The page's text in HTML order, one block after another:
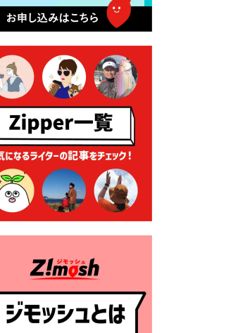
ンディング型ふるさと納税の
実施について
2026年7月9日 農地法等に係
る各種申請に係る登記事項証
明書の添付省略について
2026年7月9日 廃食用油の回
収
2026年7月7日 「おゆずりコ
ーナー」について
2026年7月1日 豊前市民プール
一般開放
（令和８年４月１日施行）
格改定
2026年6月23日 公告一覧（市